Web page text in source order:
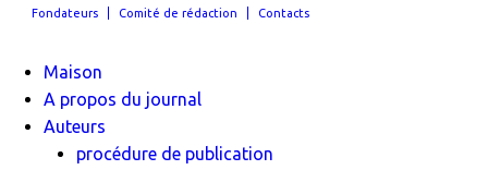
Fondateurs Comité de rédaction Contacts
Maison
A propos du journal
Auteurs
procédure de publication